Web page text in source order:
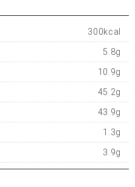
300kcal
5.8g
10.9g
45.2g
43.9g
1.3g
3.9g